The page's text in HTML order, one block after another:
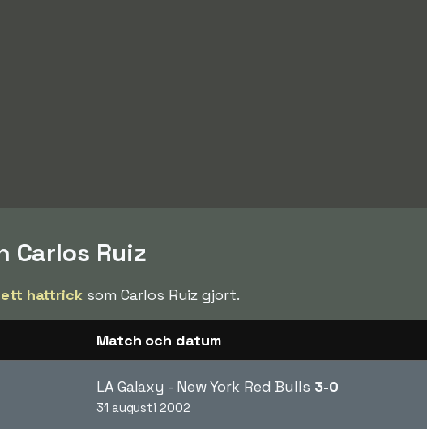
Carlos Ruiz
ett hattrick som Carlos Ruiz gjort.
Match och datum
LA Galaxy - New York Red Bulls 3-0
31 augusti 2002